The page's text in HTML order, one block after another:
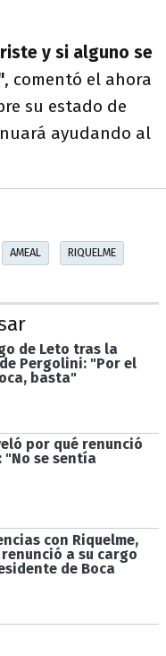
y si alguno se
, comentó el ahora
su estado de
ayudando al
AMEAL RIQUELME
de Leto tras la
Pergolini: "Por el
basta"
por qué renunció
"No se sentía
con Riquelme,
a su cargo
de Boca